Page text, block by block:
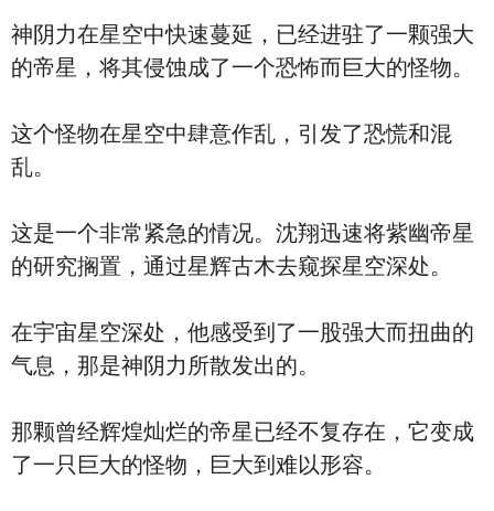
神阴力在星空中快速蔓延，已经进驻了一颗强大
的帝星，将其侵蚀成了一个恐怖而巨大的怪物。
这个怪物在星空中肆意作乱，引发了恐慌和混
乱。
这是一个非常紧急的情况。沈翔迅速将紫幽帝星
的研究搁置，通过星辉古木去窥探星空深处。
在宇宙星空深处，他感受到了一股强大而扭曲的
气息，那是神阴力所散发出的。
那颗曾经辉煌灿烂的帝星已经不复存在，它变成
了一只巨大的怪物，巨大到难以形容。